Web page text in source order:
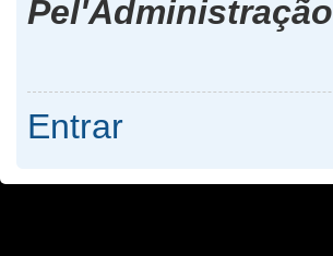
Pel'Administração
Entrar